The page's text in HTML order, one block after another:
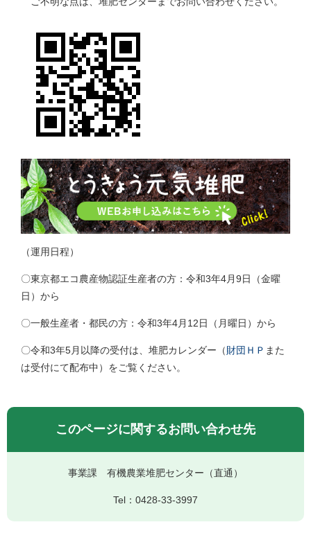
（運用日程）
〇東京都エコ農産物認証生産者の方：令和3年4月9日（金曜
日）から
〇一般生産者・都民の方：令和3年4月12日（月曜日）から
〇令和3年5月以降の受付は、堆肥カレンダー（財団ＨＰ また
は受付にて配布中）をご覧ください。
このページに関するお問い合わせ先
事業課 有機農業堆肥センター （直通）
Tel：0428-33-3997